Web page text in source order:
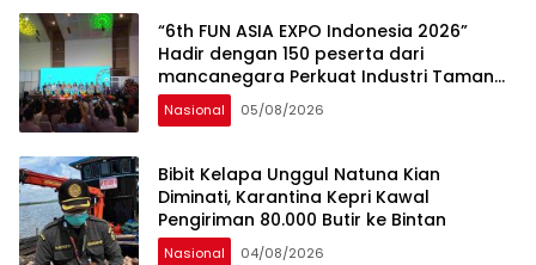
“6th FUN ASIA EXPO Indonesia 2026”
Hadir dengan 150 peserta dari
mancanegara Perkuat Industri Taman
Rekreasi dan Ekosistem Pariwisata di
Tanah Air
Nasional 05/08/2026
Bibit Kelapa Unggul Natuna Kian
Diminati, Karantina Kepri Kawal
Pengiriman 80.000 Butir ke Bintan
Nasional 04/08/2026